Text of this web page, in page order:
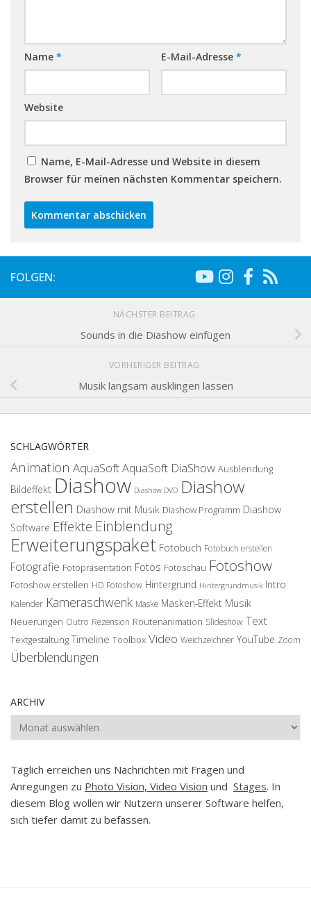
Name * E-Mail-Adresse *
Website
Name, E-Mail-Adresse und Website in diesem
Browser für meinen nächsten Kommentar speichern.
FOLGEN:
NÄCHSTER BEITRAG
Sounds in die Diashow einfügen
VORHERIGER BEITRAG
Musik langsam ausklingen lassen
SCHLAGWÖRTER
Animation AquaSoftAquaSoft DiaShow Ausblendung
Bildeffekt Diashow Diashow DVD Diashow
erstellen Diashow mit Musik Diashow Programm Diashow
Software Effekte Einblendung
Erweiterungspaket Fotobuch Fotobuch erstellen
Fotografie Fotopräsentation Fotos Fotoschau Fotoshow
Fotoshow erstellen HD Fotoshow Hintergrund Hintergrundmusik Intro
Kalender Kameraschwenk Maske Masken-Effekt Musik
Neuerungen Outro Rezension Routenanimation Slideshow Text
Textgestaltung Timeline Toolbox Video Weichzeichner YouTube Zoom
Überblendungen
ARCHIV
Archiv
Täglich erreichen uns Nachrichten mit Fragen und
Anregungen zu Photo Vision, Video Vision und Stages. In
diesem Blog wollen wir Nutzern unserer Software helfen,
sich tiefer damit zu befassen.